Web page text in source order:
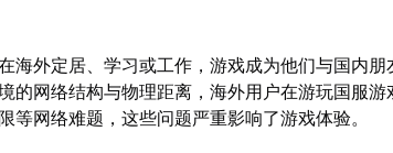
海外定居、学习或工作，游戏成为他们与国内朋
的网络结构与物理距离，海外用户在游玩国服游
等网络难题，这些问题严重影响了游戏体验。